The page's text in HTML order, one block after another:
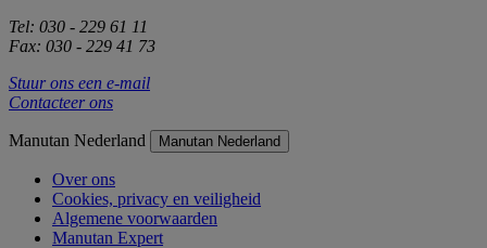
Tel: 030 - 229 61 11
Fax: 030 - 229 41 73
Stuur ons een e-mail
Contacteer ons
Manutan Nederland Manutan Nederland
Over ons
Cookies, privacy en veiligheid
Algemene voorwaarden
Manutan Expert